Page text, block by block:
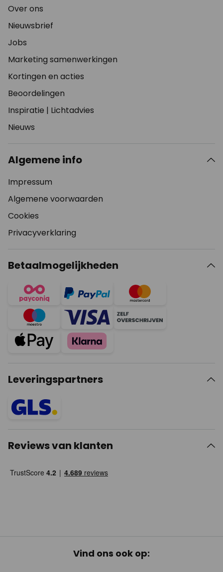
Over ons
Nieuwsbrief
Jobs
Marketing samenwerkingen
Kortingen en acties
Beoordelingen
Inspiratie | Lichtadvies
Nieuws
Algemene info
Impressum
Algemene voorwaarden
Cookies
Privacyverklaring
Betaalmogelijkheden
Leveringspartners
Reviews van klanten
Vind ons ook op: